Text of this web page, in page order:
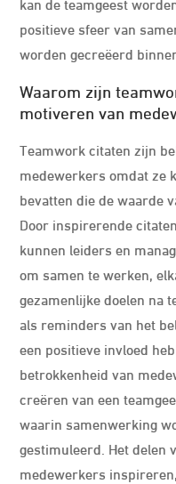
positieve sfeer van
worden gecreëerd
Waarom zijn
motiveren van
Teamwork citaten zijn
medewerkers omdat ze
bevatten die de waarde
Door inspirerende
kunnen leiders en
om samen te werken,
gezamenlijke doelen na
als reminders van het
een positieve invloed
betrokkenheid van
creëren van een
waarin samenwerking
gestimuleerd. Het delen
medewerkers